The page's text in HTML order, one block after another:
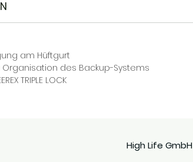
am Hüftgurt
des Backup-Systems
TRIPLE LOCK
High Life GmbH